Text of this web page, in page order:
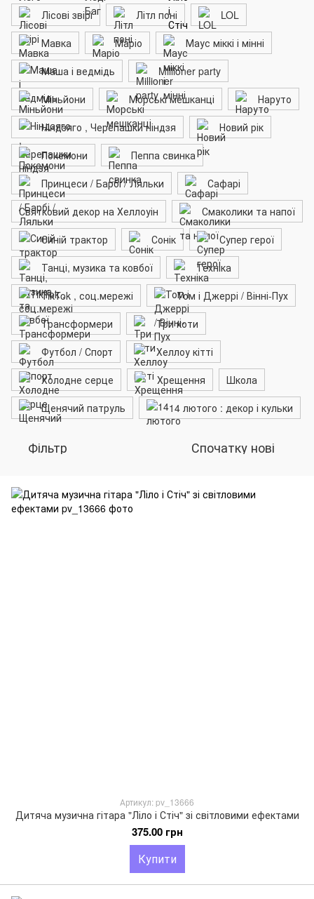
Лісові звірі
Літл поні
LOL
Мавка
Маріо
Маус міккі і мінні
Маша і ведмідь
Millioner party
Міньйони
Морські мешканці
Наруто
Ніндзяго , Черепашки ніндзя
Новий рік
Покемони
Пеппа свинка
Принцеси / Барбі / Ляльки
Сафарі
Святковий декор на Хеллоуін
Смаколики та напої
Синій трактор
Сонік
Супер герої
Танці, музика та ковбої
Техніка
TikTok , соц.мережі
Том і Джеррі / Вінні-Пух
Трансформери
Три коти
Футбол / Спорт
Хеллоу кітті
Холодне серце
Хрещення
Школа
Щенячий патруль
14 лютого : декор і кульки
Фільтр Спочатку нові
Артикул: pv_13666
Дитяча музична гітара "Ліло і Стіч" зі світловими ефектами
375.00 грн
Купити